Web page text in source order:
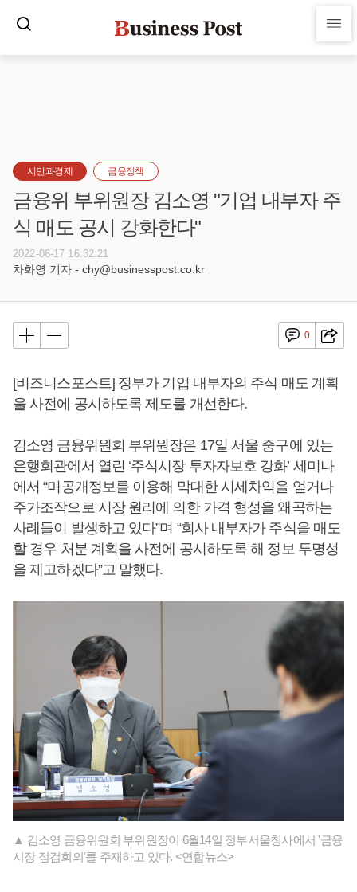
시민과경제 금융정책
금융위 부위원장 김소영 "기업 내부자 주
식 매도 공시 강화한다"
2022-06-17 16:32:21
차화영 기자 - chy@businesspost.co.kr
0
[비즈니스포스트] 정부가 기업 내부자의 주식 매도 계획
을 사전에 공시하도록 제도를 개선한다.
김소영 금융위원회 부위원장은 17일 서울 중구에 있는
은행회관에서 열린 ‘주식시장 투자자보호 강화’ 세미나
에서 “미공개정보를 이용해 막대한 시세차익을 얻거나
주가조작으로 시장 원리에 의한 가격 형성을 왜곡하는
사례들이 발생하고 있다”며 “회사 내부자가 주식을 매도
할 경우 처분 계획을 사전에 공시하도록 해 정보 투명성
을 제고하겠다”고 말했다.
▲ 김소영 금융위원회 부위원장이 6월14일 정부서울청사에서 '금융
시장 점검회의'를 주재하고 있다. <연합뉴스>